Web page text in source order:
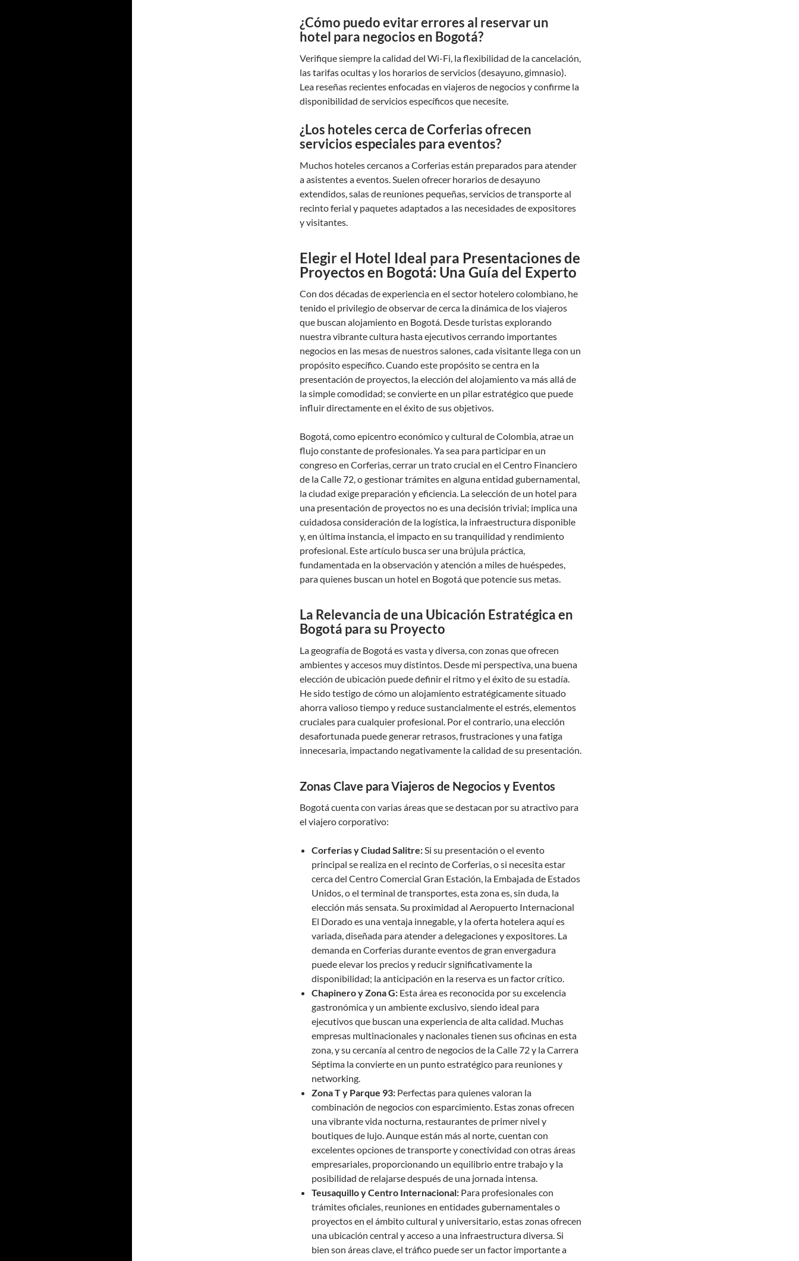
¿Cómo puedo evitar errores al reservar un
hotel para negocios en Bogotá?
Verifique siempre la calidad del Wi-Fi, la flexibilidad de la cancelación,
las tarifas ocultas y los horarios de servicios (desayuno, gimnasio).
Lea reseñas recientes enfocadas en viajeros de negocios y confirme la
disponibilidad de servicios específicos que necesite.
¿Los hoteles cerca de Corferias ofrecen
servicios especiales para eventos?
Muchos hoteles cercanos a Corferias están preparados para atender
a asistentes a eventos. Suelen ofrecer horarios de desayuno
extendidos, salas de reuniones pequeñas, servicios de transporte al
recinto ferial y paquetes adaptados a las necesidades de expositores
y visitantes.
Elegir el Hotel Ideal para Presentaciones de
Proyectos en Bogotá: Una Guía del Experto
Con dos décadas de experiencia en el sector hotelero colombiano, he
tenido el privilegio de observar de cerca la dinámica de los viajeros
que buscan alojamiento en Bogotá. Desde turistas explorando
nuestra vibrante cultura hasta ejecutivos cerrando importantes
negocios en las mesas de nuestros salones, cada visitante llega con un
propósito específico. Cuando este propósito se centra en la
presentación de proyectos, la elección del alojamiento va más allá de
la simple comodidad; se convierte en un pilar estratégico que puede
influir directamente en el éxito de sus objetivos.
Bogotá, como epicentro económico y cultural de Colombia, atrae un
flujo constante de profesionales. Ya sea para participar en un
congreso en Corferias, cerrar un trato crucial en el Centro Financiero
de la Calle 72, o gestionar trámites en alguna entidad gubernamental,
la ciudad exige preparación y eficiencia. La selección de un hotel para
una presentación de proyectos no es una decisión trivial; implica una
cuidadosa consideración de la logística, la infraestructura disponible
y, en última instancia, el impacto en su tranquilidad y rendimiento
profesional. Este artículo busca ser una brújula práctica,
fundamentada en la observación y atención a miles de huéspedes,
para quienes buscan un hotel en Bogotá que potencie sus metas.
La Relevancia de una Ubicación Estratégica en
Bogotá para su Proyecto
La geografía de Bogotá es vasta y diversa, con zonas que ofrecen
ambientes y accesos muy distintos. Desde mi perspectiva, una buena
elección de ubicación puede definir el ritmo y el éxito de su estadía.
He sido testigo de cómo un alojamiento estratégicamente situado
ahorra valioso tiempo y reduce sustancialmente el estrés, elementos
cruciales para cualquier profesional. Por el contrario, una elección
desafortunada puede generar retrasos, frustraciones y una fatiga
innecesaria, impactando negativamente la calidad de su presentación.
Zonas Clave para Viajeros de Negocios y Eventos
Bogotá cuenta con varias áreas que se destacan por su atractivo para
el viajero corporativo:
Corferias y Ciudad Salitre:Si su presentación o el evento
principal se realiza en el recinto de Corferias, o si necesita estar
cerca del Centro Comercial Gran Estación, la Embajada de Estados
Unidos, o el terminal de transportes, esta zona es, sin duda, la
elección más sensata. Su proximidad al Aeropuerto Internacional
El Dorado es una ventaja innegable, y la oferta hotelera aquí es
variada, diseñada para atender a delegaciones y expositores. La
demanda en Corferias durante eventos de gran envergadura
puede elevar los precios y reducir significativamente la
disponibilidad; la anticipación en la reserva es un factor crítico.
Chapinero y Zona G: Esta área es reconocida por su excelencia
gastronómica y un ambiente exclusivo, siendo ideal para
ejecutivos que buscan una experiencia de alta calidad. Muchas
empresas multinacionales y nacionales tienen sus oficinas en esta
zona, y su cercanía al centro de negocios de la Calle 72 y la Carrera
Séptima la convierte en un punto estratégico para reuniones y
networking.
Zona T y Parque 93: Perfectas para quienes valoran la
combinación de negocios con esparcimiento. Estas zonas ofrecen
una vibrante vida nocturna, restaurantes de primer nivel y
boutiques de lujo. Aunque están más al norte, cuentan con
excelentes opciones de transporte y conectividad con otras áreas
empresariales, proporcionando un equilibrio entre trabajo y la
posibilidad de relajarse después de una jornada intensa.
Teusaquillo y Centro Internacional: Para profesionales con
trámites oficiales, reuniones en entidades gubernamentales o
proyectos en el ámbito cultural y universitario, estas zonas ofrecen
una ubicación central y acceso a una infraestructura diversa. Si
bien son áreas clave, el tráfico puede ser un factor importante a